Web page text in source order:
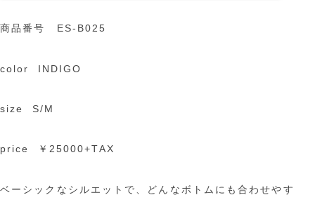
商品番号 ES-B025
color INDIGO
size S/M
price ￥25000+TAX
ベーシックなシルエットで、どんなボトムにも合わせやす